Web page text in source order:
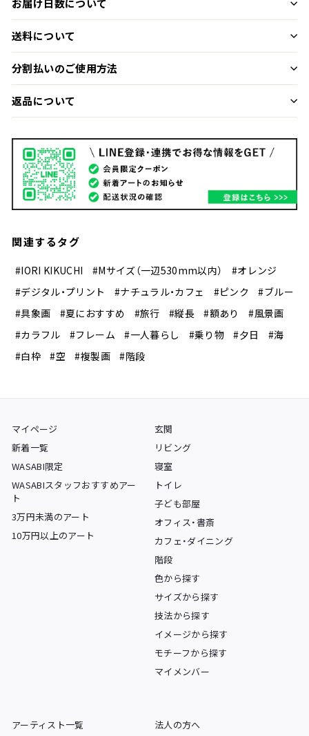
お届け日数について
送料について
分割払いのご使用方法
返品について
関連するタグ
#IORI KIKUCHI #Mサイズ（一辺530mm以内）
#オレンジ
#デジタル・プリント
#ナチュラル・カフェ #ピンク
#ブルー
#具象画
#夏におすすめ #旅行 #縦長 #額あり
#風景画
#カラフル
#フレーム #一人暮らし #乗り物 #夕日
#海
#白枠
#空 #複製画 #階段
マイページ
新着一覧
WASABI限定
WASABIスタッフおすすめアー
ト
3万円未満のアート
10万円以上のアート
玄関
リビング
寝室
トイレ
子ども部屋
オフィス・書斎
カフェ・ダイニング
階段
色から探す
サイズから探す
技法から探す
イメージから探す
モチーフから探す
マイメンバー
アーティスト一覧 法人の方へ